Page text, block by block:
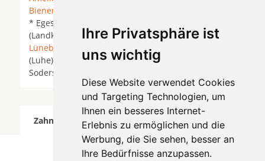
Ihre Privatsphäre ist
uns wichtig
Diese Website verwendet Cookies
und Targeting Technologien, um
Ihnen ein besseres Internet-
Erlebnis zu ermöglichen und die
Werbung, die Sie sehen, besser an
Ihre Bedürfnisse anzupassen.
Bienenbüttel
* Egestorf *
(Landkreis Uelzen) * Kirchgellersen *Lünebuerg
Lüneburg
Munster Örtze
(Luhe) * Rehlingen *Reppenstedt
Soderstorf * Südergellersen *
Zahnärzte für Zahnimplantete in Amelinghausen
wurde am 06 August 2026 aktualisiert.